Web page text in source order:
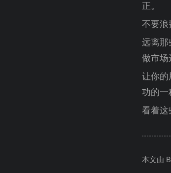
正。
不要浪
远离那
做市场
让你的
功的一
看着这
本文由